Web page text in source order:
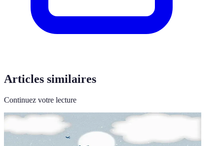
Articles similaires
Continuez votre lecture